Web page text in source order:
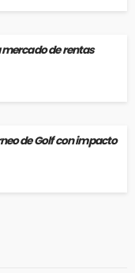
de rentas
de Golf con impacto